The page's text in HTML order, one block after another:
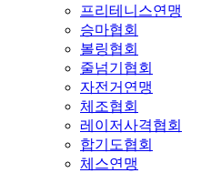
프리테니스연맹
승마협회
볼링협회
줄넘기협회
자전거연맹
체조협회
레이저사격협회
합기도협회
체스연맹